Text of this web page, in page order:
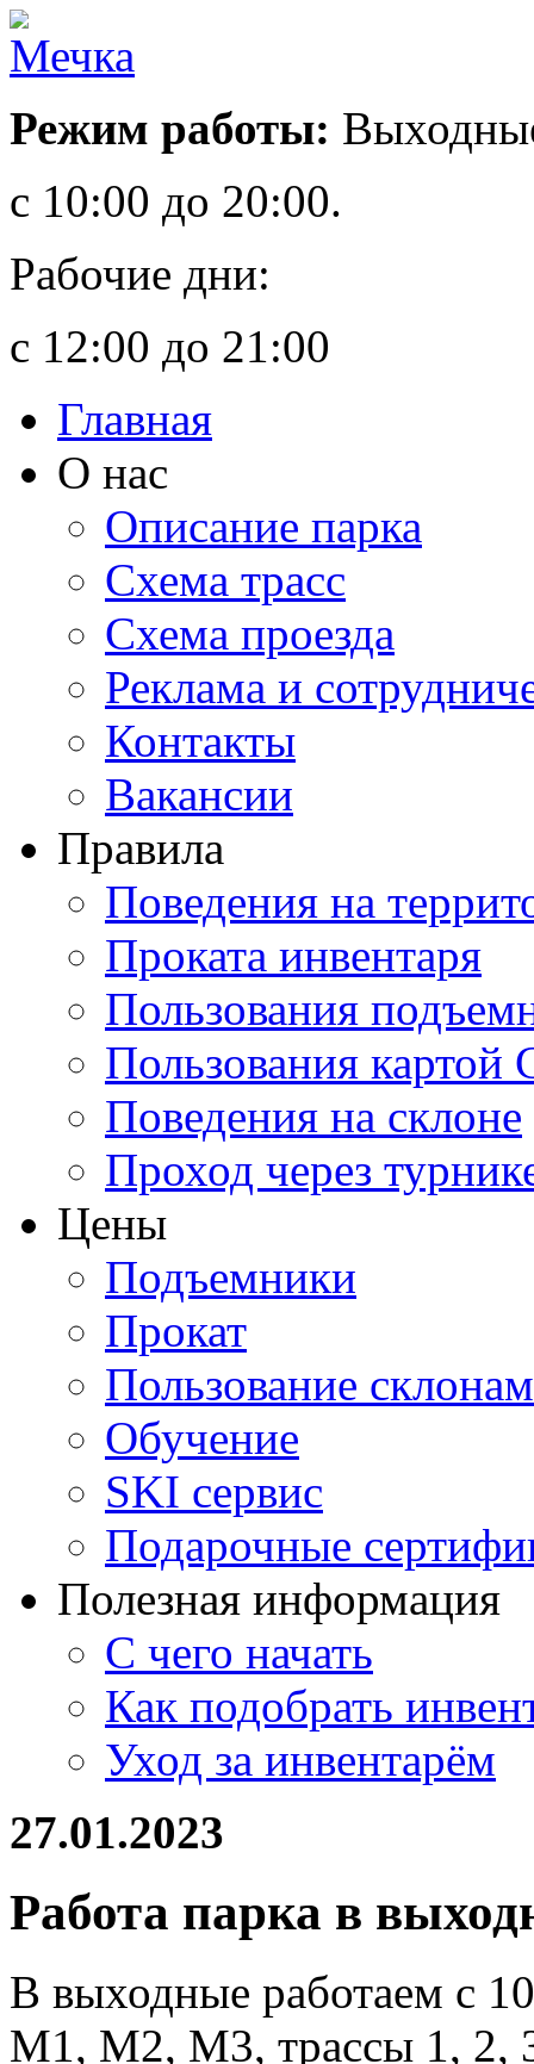
Режим работы:
с 10:00 до 20:00.
Рабочие дни:
с 12:00 до 21:00
Главная
О нас
Описание парка
Схема трасс
Схема проезда
Реклама и
Контакты
Вакансии
Правила
Поведения на
Проката инвентаря
Пользования
Пользования картой
Поведения на склоне
Проход через
Цены
Подъемники
Прокат
Пользование
Обучение
SKI сервис
Подарочные
Полезная информация
С чего начать
Как подобрать
Уход за инвентарём
27.01.2023
Работа парка в
В выходные работаем с
М1, М2, М3, трассы 1, 2,